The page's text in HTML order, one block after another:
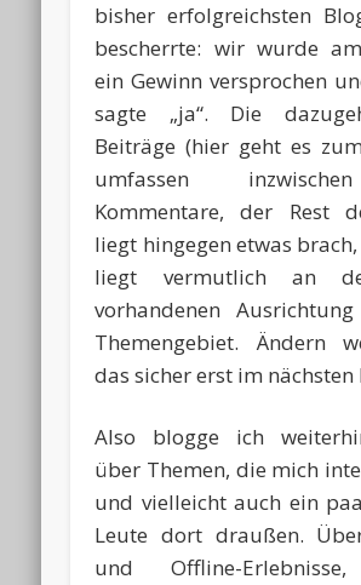
bisher erfolgreichsten
bescherrte: wir wurde
ein Gewinn versprochen
sagte „ja“. Die
Beiträge (hier geht es zum
umfassen
Kommentare, der Rest
liegt hingegen etwas
liegt vermutlich an
vorhandenen
Themengebiet. Ändern
das sicher erst im nächsten
Also blogge ich
über Themen, die mich
und vielleicht auch ein
Leute dort draußen.
und Offline-